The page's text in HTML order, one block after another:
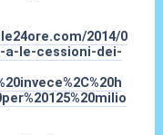
2014/0
a-le-cessioni-dei-